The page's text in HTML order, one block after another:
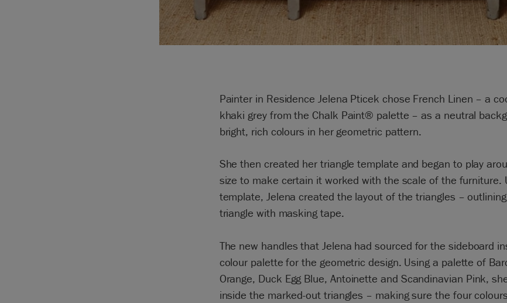
Painter in Residence Jelena Pticek chose French Linen – a
khaki grey from the Chalk Paint® palette – as a neutral
bright, rich colours in her geometric pattern.
She then created her triangle template and began to play
size to make certain it worked with the scale of the furniture.
template, Jelena created the layout of the triangles –
triangle with masking tape.
The new handles that Jelena had sourced for the sideboard
colour palette for the geometric design. Using a palette of
Orange, Duck Egg Blue, Antoinette and Scandinavian Pink,
inside the marked-out triangles – making sure the four